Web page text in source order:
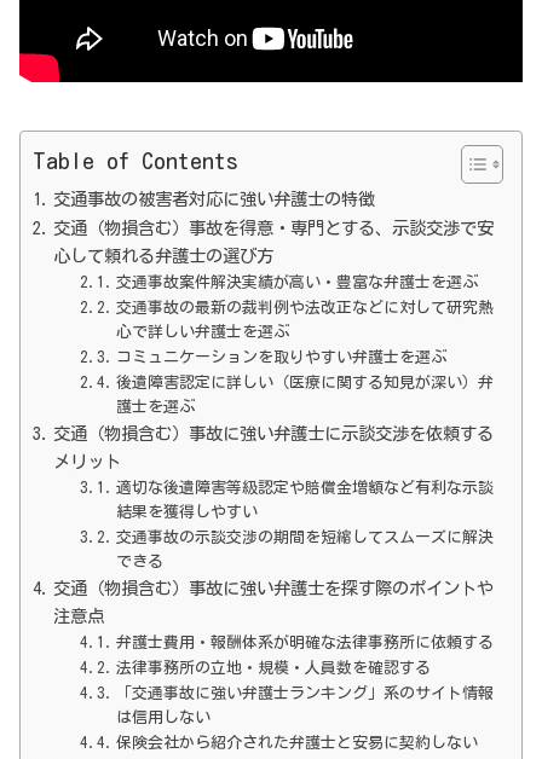
Table of Contents
交通事故の被害者対応に強い弁護士の特徴
交通（物損含む）事故を得意・専門とする、示談交渉で安
心して頼れる弁護士の選び方
交通事故案件解決実績が高い・豊富な弁護士を選ぶ
交通事故の最新の裁判例や法改正などに対して研究熱
心で詳しい弁護士を選ぶ
コミュニケーションを取りやすい弁護士を選ぶ
後遺障害認定に詳しい（医療に関する知見が深い）弁
護士を選ぶ
交通（物損含む）事故に強い弁護士に示談交渉を依頼する
メリット
適切な後遺障害等級認定や賠償金増額など有利な示談
結果を獲得しやすい
交通事故の示談交渉の期間を短縮してスムーズに解決
できる
交通（物損含む）事故に強い弁護士を探す際のポイントや
注意点
弁護士費用・報酬体系が明確な法律事務所に依頼する
法律事務所の立地・規模・人員数を確認する
「交通事故に強い弁護士ランキング」系のサイト情報
は信用しない
保険会社から紹介された弁護士と安易に契約しない